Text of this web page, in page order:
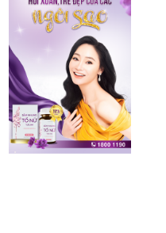
huyện Sóc Sơn nhiệm